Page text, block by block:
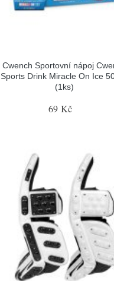
Cwench Sportovní nápoj
Sports Drink Miracle On Ice
(1ks)
69 Kč